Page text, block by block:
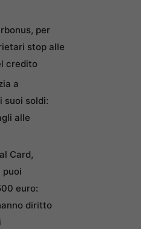
per
stop alle
credito
a
suoi soldi:
alle
Card,
puoi
euro:
diritto